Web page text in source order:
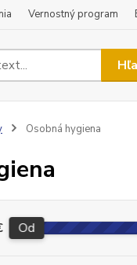
Vernostný program
Osobná hygiena
Od